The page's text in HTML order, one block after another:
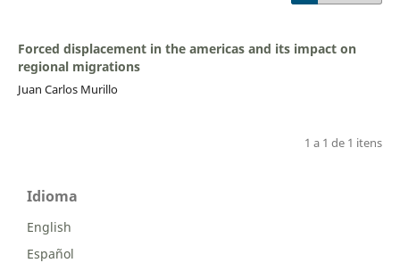
Forced displacement in the americas and its impact on
regional migrations
Juan Carlos Murillo
1 a 1 de 1 itens
Idioma
English
Español